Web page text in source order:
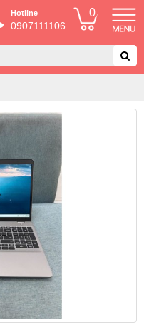
Hotline
0907111106
0